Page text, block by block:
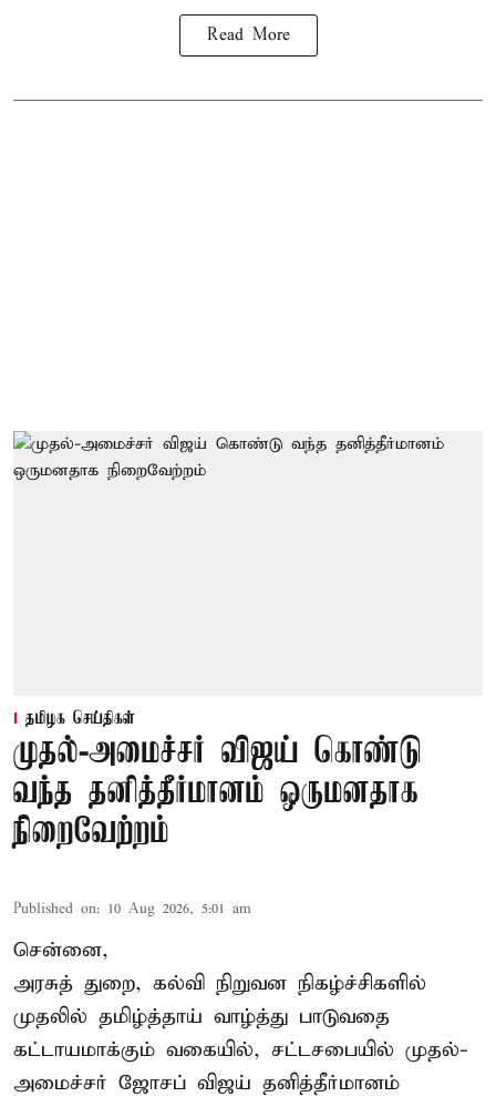
Read More
தமிழக செய்திகள்
முதல்-அமைச்சர் விஜய் கொண்டு
வந்த தனித்தீர்மானம் ஒருமனதாக
நிறைவேற்றம்
Published on: 10 Aug 2026, 5:01 am
சென்னை,
அரசுத் துறை, கல்வி நிறுவன நிகழ்ச்சிகளில்
முதலில் தமிழ்த்தாய் வாழ்த்து பாடுவதை
கட்டாயமாக்கும் வகையில், சட்டசபையில் முதல்-
அமைச்சர் ஜோசப் விஜய் தனித்தீர்மானம்